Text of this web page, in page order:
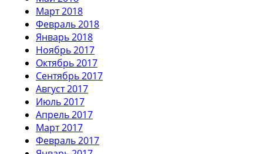
Март 2018
Февраль 2018
Январь 2018
Ноябрь 2017
Октябрь 2017
Сентябрь 2017
Август 2017
Июль 2017
Апрель 2017
Март 2017
Февраль 2017